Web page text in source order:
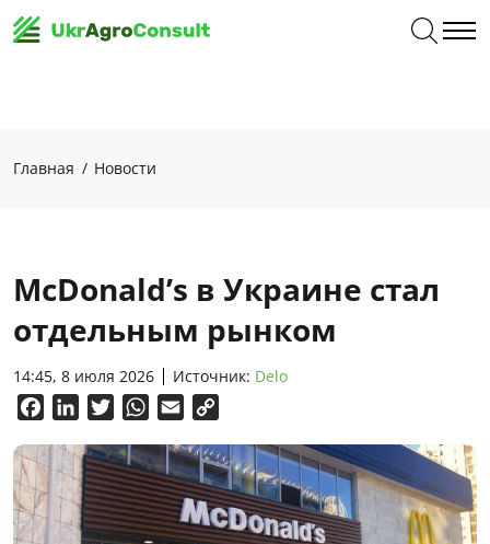
Главная Новости
McDonald’s в Украине стал
отдельным рынком
14:45, 8 июля 2026 Источник: Delo
FacebookLinkedInTwitterWhatsApp
Email